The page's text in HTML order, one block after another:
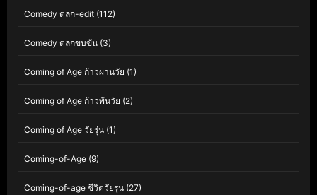
Comedy ตลก-edit (112)
Comedy ตลกขบขัน (3)
Coming of Age ก้าวผ่านวัย (1)
Coming of Age ก้าวพ้นวัย (2)
Coming of Age วัยรุ่น (1)
Coming-of-Age (9)
Coming-of-age ชีวิตวัยรุ่น (27)